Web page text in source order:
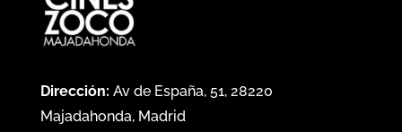
Dirección: Av de España, 51, 28220
Majadahonda, Madrid